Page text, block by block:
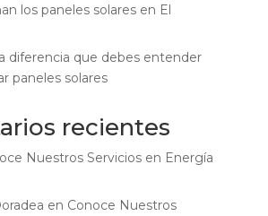
los paneles solares en El
diferencia que debes entender
paneles solares
recientes
Nuestros Servicios en Energía
en Conoce Nuestros